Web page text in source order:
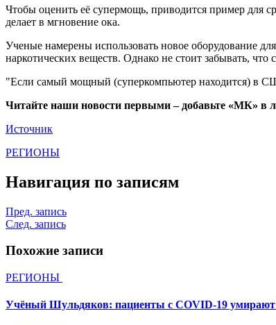
Чтобы оценить её супермощь, приводится пример для
делает в мгновение ока.
Ученые намерены использовать новое оборудование
наркотических веществ. Однако не стоит забывать,
"Если самый мощный (суперкомпьютер находится) в
Читайте наши новости первыми – добавьте «МК» в
Источник
РЕГИОНЫ
Навигация по записям
Пред. запись
След. запись
Похожие записи
РЕГИОНЫ
Учёный Шульдяков: пациенты с COVID-19 умирают